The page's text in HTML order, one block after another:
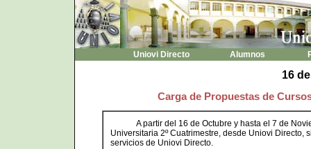
Uniovi Directo Alumnos
16
Carga de Propuestas de
A partir del 16 de Octubre y hasta el 7 de
Universitaria 2º Cuatrimestre, desde Uniovi
servicios de Uniovi Directo.